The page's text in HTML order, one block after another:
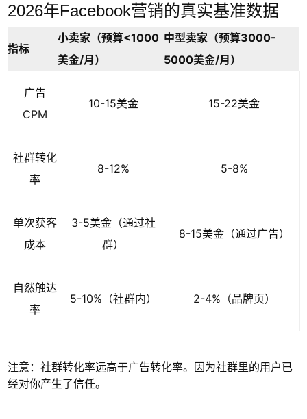
2026年Facebook营销的真实基准数据
指标
小卖家（预算<1000
美金/月）
中型卖家（预算3000-
5000美金/月）
广告
CPM
10-15美金 15-22美金
社群转化
率
8-12% 5-8%
单次获客
成本
3-5美金（通过社
群）
8-15美金（通过广告）
自然触达
率
5-10%（社群内） 2-4%（品牌页）
注意：社群转化率远高于广告转化率。因为社群里的用户已
经对你产生了信任。